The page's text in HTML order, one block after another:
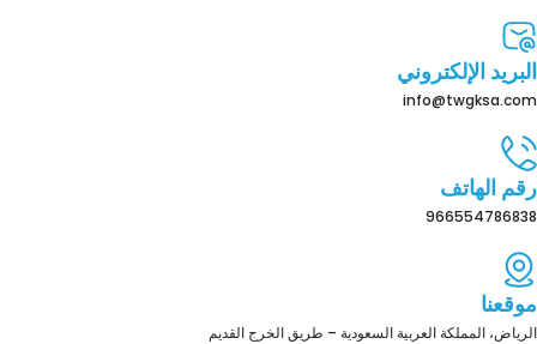
البريد الإلكتروني
info@twgksa.com
رقم الهاتف
966554786838
موقعنا
الرياض، المملكة العربية السعودية – طريق الخرج القديم